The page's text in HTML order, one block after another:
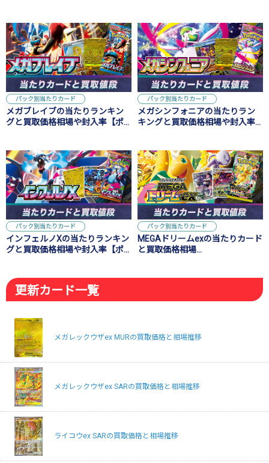
パック別当たりカード
メガブレイブの当たりランキン
グと買取価格相場や封入率【ポ
パック別当たりカード
メガシンフォニアの当たりラン
キングと買取価格相場や封入率
パック別当たりカード
インフェルノXの当たりランキン
グと買取価格相場や封入率【ポ
パック別当たりカード
MEGAドリームexの当たりカード
と買取価格相場
更新カード一覧
メガレックウザex MURの買取価格と相場推移
メガレックウザex SARの買取価格と相場推移
ライコウex SARの買取価格と相場推移